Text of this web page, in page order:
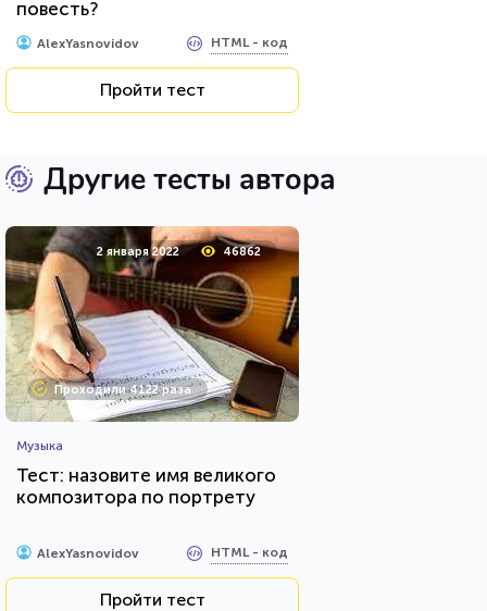
повесть?
AlexYasnovidov HTML - код
Пройти тест
Другие тесты автора
2 января 2022 46862
Проходили 4122 раза
Музыка
Тест: назовите имя великого
композитора по портрету
AlexYasnovidov HTML - код
Пройти тест